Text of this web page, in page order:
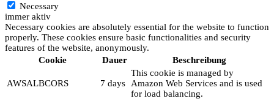
Necessary
immer aktiv
Necessary cookies are absolutely essential for the website to function
properly. These cookies ensure basic functionalities and security
features of the website, anonymously.
Cookie
Dauer Beschreibung
AWSALBCORS 7 days
This cookie is managed by
Amazon Web Services and is used
for load balancing.